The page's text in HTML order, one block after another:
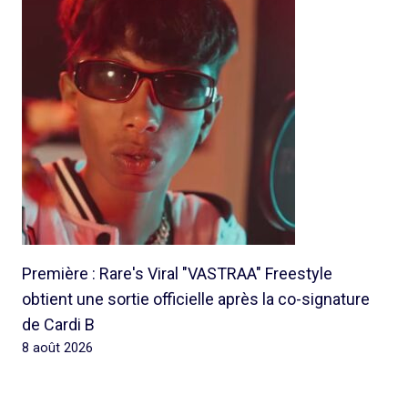
Première : Rare's Viral "VASTRAA" Freestyle
obtient une sortie officielle après la co-signature
de Cardi B
8 août 2026